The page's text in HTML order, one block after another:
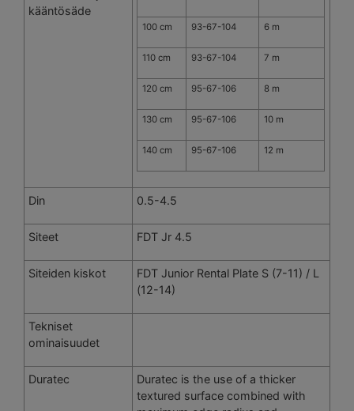
kääntösäde
100 cm 93-67-104 6 m
110 cm 93-67-104 7 m
120 cm 95-67-106 8 m
130 cm 95-67-106 10 m
140 cm 95-67-106 12 m
Din 0.5-4.5
Siteet FDT Jr 4.5
Siteiden kiskot
FDT Junior Rental Plate S (7-11) / L
(12-14)
Tekniset
ominaisuudet
Duratec
Duratec is the use of a thicker
textured surface combined with